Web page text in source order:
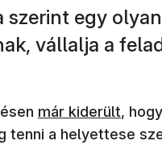
egy
vállalja a
(új ablakban
már kiderült,
a helyettese